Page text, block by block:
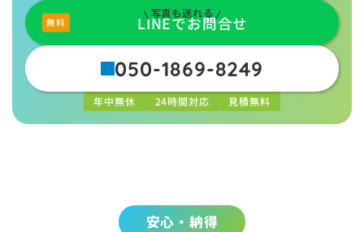
写真も送れる
LINEでお問合せ
050-1869-8249
年中無休 24時間対応 見積無料
安心・納得